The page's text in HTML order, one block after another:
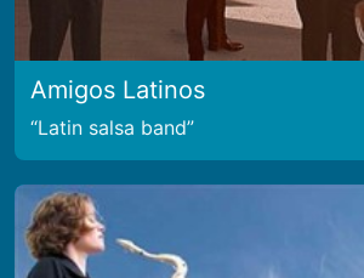
Amigos Latinos
Latin salsa band